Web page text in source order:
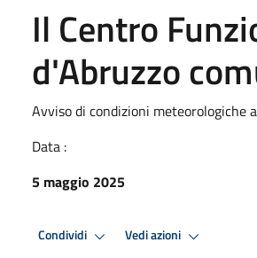
Il Centro
d'Abruzzo
Avviso di condizioni meteorologiche
Data :
5 maggio 2025
Condividi Vedi azioni